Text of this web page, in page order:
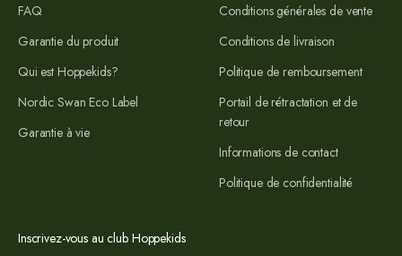
FAQ
Garantie du produit
Qui est Hoppekids?
Nordic Swan Eco Label
Garantie à vie
Conditions générales de vente
Conditions de livraison
Politique de remboursement
Portail de rétractation et de
retour
Informations de contact
Politique de confidentialité
Inscrivez-vous au club Hoppekids